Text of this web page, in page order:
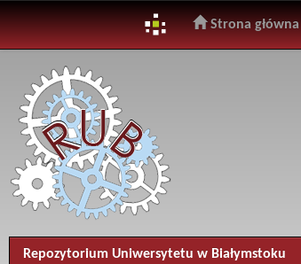
navigation
Strona główna
Repozytorium Uniwersytetu w Białymstoku